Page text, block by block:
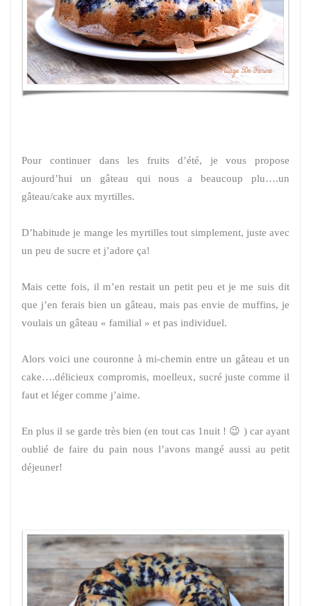
Pour continuer dans les fruits d’été, je vous propose
aujourd’hui un gâteau qui nous a beaucoup plu….un
gâteau/cake aux myrtilles.
D’habitude je mange les myrtilles tout simplement, juste avec
un peu de sucre et j’adore ça!
Mais cette fois, il m’en restait un petit peu et je me suis dit
que j’en ferais bien un gâteau, mais pas envie de muffins, je
voulais un gâteau « familial » et pas individuel.
Alors voici une couronne à mi-chemin entre un gâteau et un
cake….délicieux compromis, moelleux, sucré juste comme il
faut et léger comme j’aime.
En plus il se garde très bien (en tout cas 1nuit ! 😉 ) car ayant
oublié de faire du pain nous l’avons mangé aussi au petit
déjeuner!